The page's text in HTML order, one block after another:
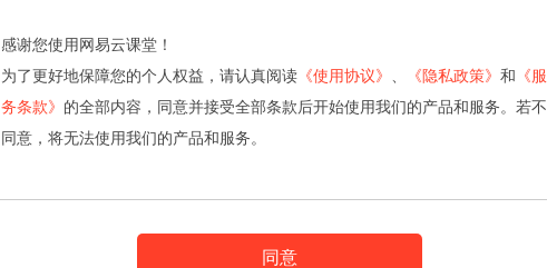
感谢您使用网易云课堂！
为了更好地保障您的个人权益，请认真阅读 《使用协议》 《隐私政策》 和 《服
务条款》 的全部内容，同意并接受全部条款后开始使用我们的产品和服务。若不
同意，将无法使用我们的产品和服务。
同意